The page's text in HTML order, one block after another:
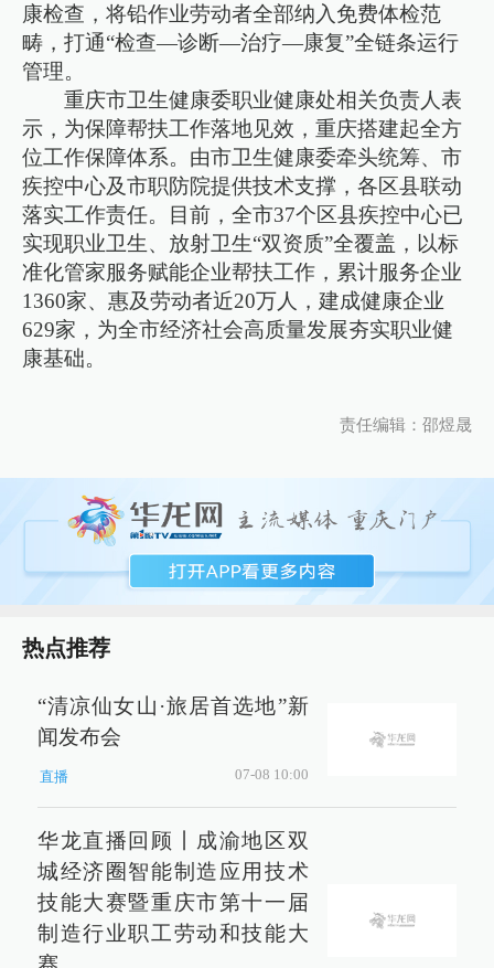
康检查，将铅作业劳动者全部纳入免费体检范
畴，打通“检查—诊断—治疗—康复”全链条运行
管理。
重庆市卫生健康委职业健康处相关负责人表
示，为保障帮扶工作落地见效，重庆搭建起全方
位工作保障体系。由市卫生健康委牵头统筹、市
疾控中心及市职防院提供技术支撑，各区县联动
落实工作责任。目前，全市37个区县疾控中心已
实现职业卫生、放射卫生“双资质”全覆盖，以标
准化管家服务赋能企业帮扶工作，累计服务企业
1360家、惠及劳动者近20万人，建成健康企业
629家，为全市经济社会高质量发展夯实职业健
康基础。
责任编辑：邵煜晟
热点推荐
“清凉仙女山·旅居首选地”新
闻发布会
直播 07-08 10:00
华龙直播回顾丨成渝地区双
城经济圈智能制造应用技术
技能大赛暨重庆市第十一届
制造行业职工劳动和技能大